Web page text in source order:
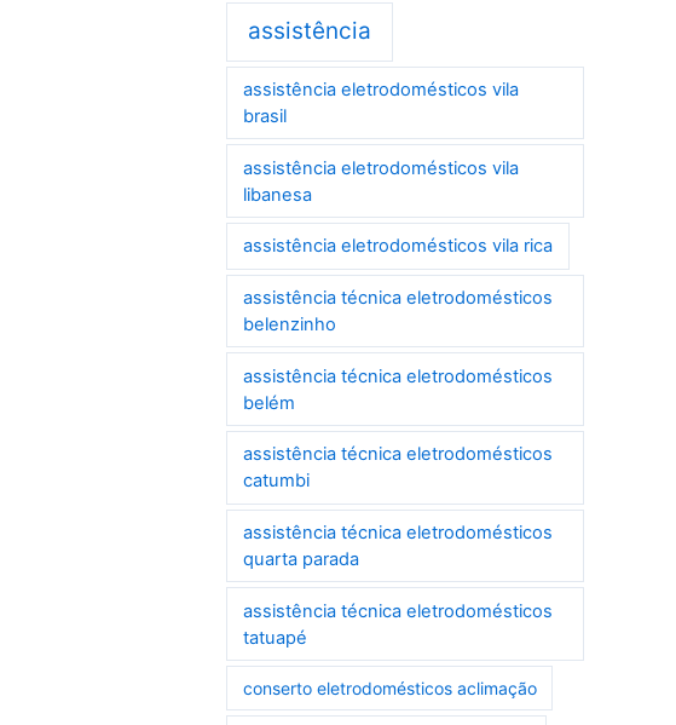
assistência
assistência eletrodomésticos vila
brasil
assistência eletrodomésticos vila
libanesa
assistência eletrodomésticos vila rica
assistência técnica eletrodomésticos
belenzinho
assistência técnica eletrodomésticos
belém
assistência técnica eletrodomésticos
catumbi
assistência técnica eletrodomésticos
quarta parada
assistência técnica eletrodomésticos
tatuapé
conserto eletrodomésticos aclimação